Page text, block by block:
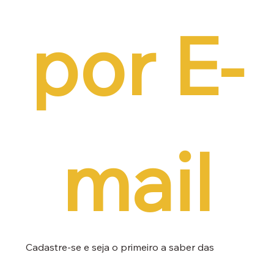
por E-
mail
Cadastre-se e seja o primeiro a saber das